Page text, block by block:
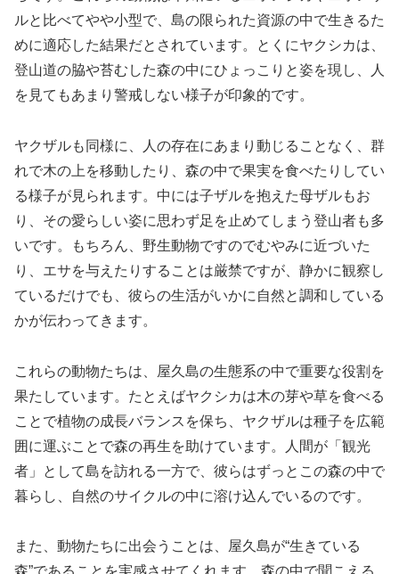
ルと比べてやや小型で、島の限られた資源の中で生きるた
めに適応した結果だとされています。とくにヤクシカは、
登山道の脇や苔むした森の中にひょっこりと姿を現し、人
を見てもあまり警戒しない様子が印象的です。
ヤクザルも同様に、人の存在にあまり動じることなく、群
れで木の上を移動したり、森の中で果実を食べたりしてい
る様子が見られます。中には子ザルを抱えた母ザルもお
り、その愛らしい姿に思わず足を止めてしまう登山者も多
いです。もちろん、野生動物ですのでむやみに近づいた
り、エサを与えたりすることは厳禁ですが、静かに観察し
ているだけでも、彼らの生活がいかに自然と調和している
かが伝わってきます。
これらの動物たちは、屋久島の生態系の中で重要な役割を
果たしています。たとえばヤクシカは木の芽や草を食べる
ことで植物の成長バランスを保ち、ヤクザルは種子を広範
囲に運ぶことで森の再生を助けています。人間が「観光
者」として島を訪れる一方で、彼らはずっとこの森の中で
暮らし、自然のサイクルの中に溶け込んでいるのです。
また、動物たちに出会うことは、屋久島が“生きている